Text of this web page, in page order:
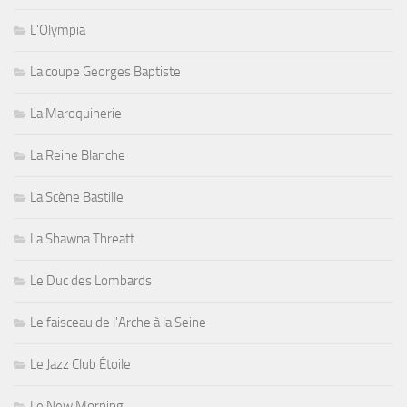
L'Olympia
La coupe Georges Baptiste
La Maroquinerie
La Reine Blanche
La Scène Bastille
La Shawna Threatt
Le Duc des Lombards
Le faisceau de l'Arche à la Seine
Le Jazz Club Étoile